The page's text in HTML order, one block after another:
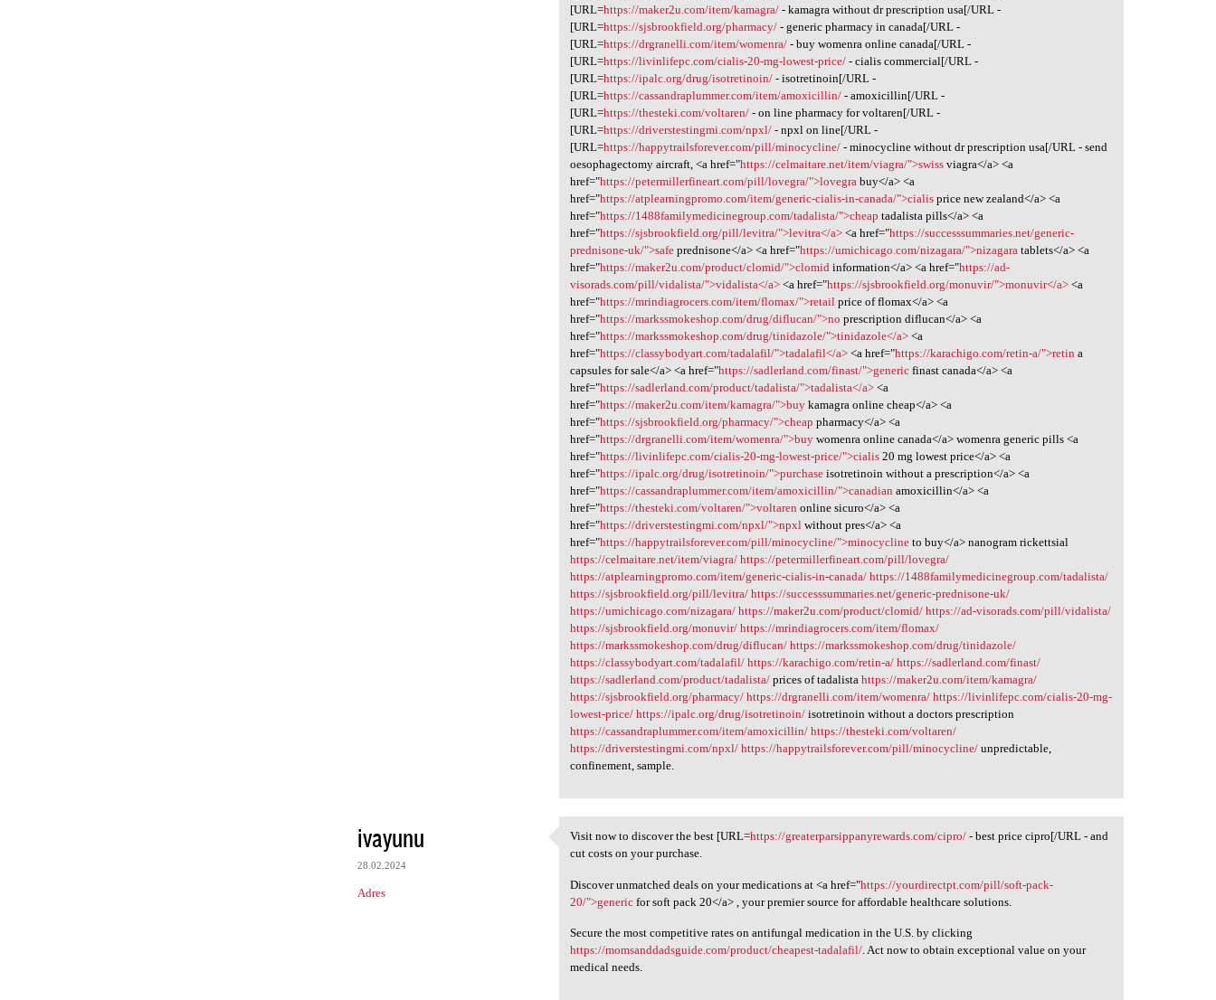
[URL=https://maker2u.com/item/kamagra/ - kamagra without dr prescription usa[/URL -
[URL=https://sjsbrookfield.org/pharmacy/ - generic pharmacy in canada[/URL -
[URL=https://drgranelli.com/item/womenra/ - buy womenra online canada[/URL -
[URL=https://livinlifepc.com/cialis-20-mg-lowest-price/ - cialis commercial[/URL -
[URL=https://ipalc.org/drug/isotretinoin/ - isotretinoin[/URL -
[URL=https://cassandraplummer.com/item/amoxicillin/ - amoxicillin[/URL -
[URL=https://thesteki.com/voltaren/ - on line pharmacy for voltaren[/URL -
[URL=https://driverstestingmi.com/npxl/ - npxl on line[/URL -
[URL=https://happytrailsforever.com/pill/minocycline/ - minocycline without dr prescription usa[/URL - send
oesophagectomy aircraft, <a href="https://celmaitare.net/item/viagra/">swiss viagra</a> <a
href="https://petermillerfineart.com/pill/lovegra/">lovegra buy</a> <a
href="https://atplearningpromo.com/item/generic-cialis-in-canada/">cialis price new zealand</a> <a
href="https://1488familymedicinegroup.com/tadalista/">cheap tadalista pills</a> <a
href="https://sjsbrookfield.org/pill/levitra/">levitra</a> <a href="https://successsummaries.net/generic-
prednisone-uk/">safe prednisone</a> <a href="https://umichicago.com/nizagara/">nizagara tablets</a> <a
href="https://maker2u.com/product/clomid/">clomid information</a> <a href="https://ad-
visorads.com/pill/vidalista/">vidalista</a> <a href="https://sjsbrookfield.org/monuvir/">monuvir</a> <a
href="https://mrindiagrocers.com/item/flomax/">retail price of flomax</a> <a
href="https://markssmokeshop.com/drug/diflucan/">no prescription diflucan</a> <a
href="https://markssmokeshop.com/drug/tinidazole/">tinidazole</a> <a
href="https://classybodyart.com/tadalafil/">tadalafil</a> <a href="https://karachigo.com/retin-a/">retin a
capsules for sale</a> <a href="https://sadlerland.com/finast/">generic finast canada</a> <a
href="https://sadlerland.com/product/tadalista/">tadalista</a> <a
href="https://maker2u.com/item/kamagra/">buy kamagra online cheap</a> <a
href="https://sjsbrookfield.org/pharmacy/">cheap pharmacy</a> <a
href="https://drgranelli.com/item/womenra/">buy womenra online canada</a> womenra generic pills <a
href="https://livinlifepc.com/cialis-20-mg-lowest-price/">cialis 20 mg lowest price</a> <a
href="https://ipalc.org/drug/isotretinoin/">purchase isotretinoin without a prescription</a> <a
href="https://cassandraplummer.com/item/amoxicillin/">canadian amoxicillin</a> <a
href="https://thesteki.com/voltaren/">voltaren online sicuro</a> <a
href="https://driverstestingmi.com/npxl/">npxl without pres</a> <a
href="https://happytrailsforever.com/pill/minocycline/">minocycline to buy</a> nanogram rickettsial
https://celmaitare.net/item/viagra/ https://petermillerfineart.com/pill/lovegra/
https://atplearningpromo.com/item/generic-cialis-in-canada/ https://1488familymedicinegroup.com/tadalista/
https://sjsbrookfield.org/pill/levitra/ https://successsummaries.net/generic-prednisone-uk/
https://umichicago.com/nizagara/ https://maker2u.com/product/clomid/ https://ad-visorads.com/pill/vidalista/
https://sjsbrookfield.org/monuvir/ https://mrindiagrocers.com/item/flomax/
https://markssmokeshop.com/drug/diflucan/ https://markssmokeshop.com/drug/tinidazole/
https://classybodyart.com/tadalafil/ https://karachigo.com/retin-a/ https://sadlerland.com/finast/
https://sadlerland.com/product/tadalista/ prices of tadalistahttps://maker2u.com/item/kamagra/
https://sjsbrookfield.org/pharmacy/ https://drgranelli.com/item/womenra/ https://livinlifepc.com/cialis-20-mg-
lowest-price/ https://ipalc.org/drug/isotretinoin/ isotretinoin without a doctors prescription
https://cassandraplummer.com/item/amoxicillin/ https://thesteki.com/voltaren/
https://driverstestingmi.com/npxl/ https://happytrailsforever.com/pill/minocycline/ unpredictable,
confinement, sample.
ivayunu
28.02.2024
Adres
Visit now to discover the
Visit now to discover the best [URL=https://greaterparsippanyrewards.com/cipro/ - best price cipro[/URL - and
cut costs on your purchase.
Discover unmatched deals on your medications at <a href="https://yourdirectpt.com/pill/soft-pack-
20/">generic for soft pack 20</a> , your premier source for affordable healthcare solutions.
Secure the most competitive rates on antifungal medication in the U.S. by clicking
https://momsanddadsguide.com/product/cheapest-tadalafil/. Act now to obtain exceptional value on your
medical needs.